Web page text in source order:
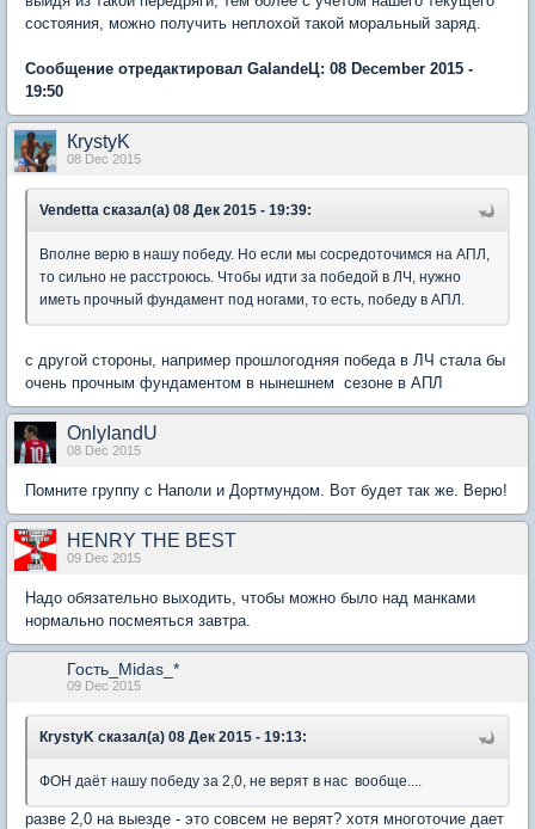
состояния, можно получить неплохой такой моральный заряд.
Сообщение отредактировал GalandeЦ: 08 December 2015 -
19:50
КrystyK
08 Dec 2015
Vendetta сказал(а) 08 Дек 2015 - 19:39:
Вполне верю в нашу победу. Но если мы сосредоточимся на АПЛ,
то сильно не расстроюсь. Чтобы идти за победой в ЛЧ, нужно
иметь прочный фундамент под ногами, то есть, победу в АПЛ.
c другой стороны, например прошлогодняя победа в ЛЧ стала бы
очень прочным фундаментом в нынешнем сезоне в АПЛ
OnlyIandU
08 Dec 2015
Помните группу с Наполи и Дортмундом. Вот будет так же. Верю!
HENRY THE BEST
09 Dec 2015
Надо обязательно выходить, чтобы можно было над манками
нормально посмеяться завтра.
Гость_Midas_*
09 Dec 2015
КrystyK сказал(а) 08 Дек 2015 - 19:13:
ФОН даёт нашу победу за 2,0, не верят в нас вообще....
разве 2,0 на выезде - это совсем не верят? хотя многоточие дает